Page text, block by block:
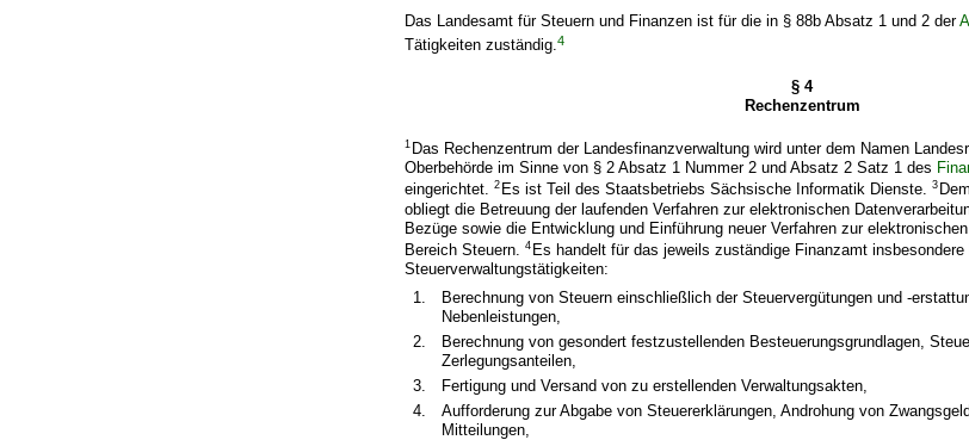
Das Landesamt für Steuern und Finanzen ist für die in § 88b Absatz 1 und 2 der
Tätigkeiten zuständig.4
§ 4
Rechenzentrum
1 Das Rechenzentrum der Landesfinanzverwaltung wird unter dem Namen
Oberbehörde im Sinne von § 2 Absatz 1 Nummer 2 und Absatz 2 Satz 1 des
eingerichtet.2 Es ist Teil des Staatsbetriebs Sächsische Informatik Dienste.3
obliegt die Betreuung der laufenden Verfahren zur elektronischen
Bezüge sowie die Entwicklung und Einführung neuer Verfahren zur
Bereich Steuern.4 Es handelt für das jeweils zuständige Finanzamt insbesondere
Steuerverwaltungstätigkeiten:
1.
Berechnung von Steuern einschließlich der Steuervergütungen und -
Nebenleistungen,
2.
Berechnung von gesondert festzustellenden Besteuerungsgrundlagen,
Zerlegungsanteilen,
3.
Fertigung und Versand von zu erstellenden Verwaltungsakten,
4.
Aufforderung zur Abgabe von Steuererklärungen, Androhung von
Mitteilungen,